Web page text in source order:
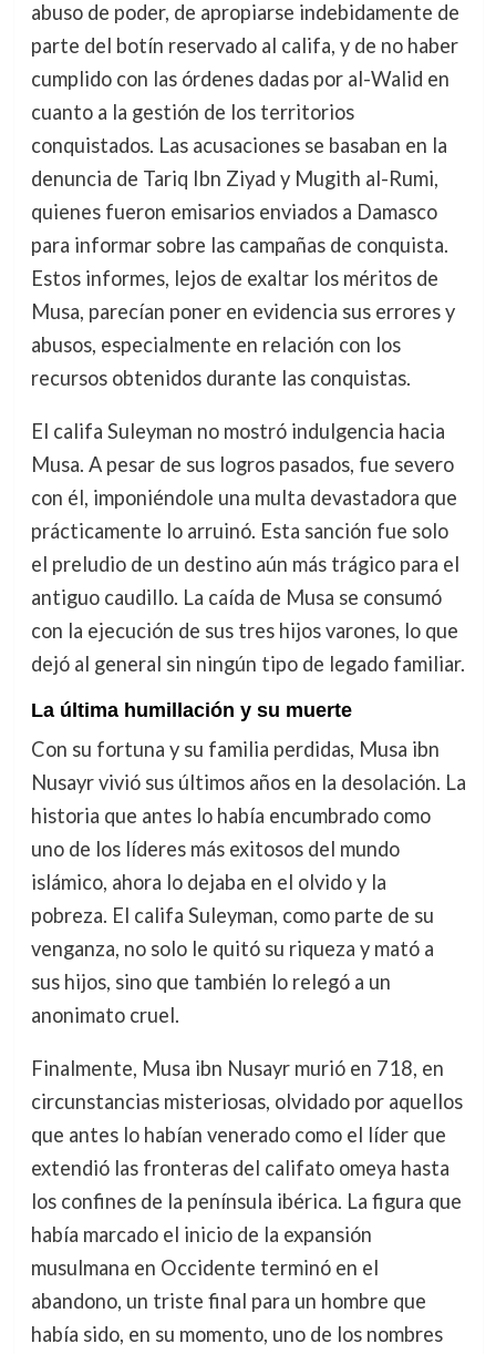
abuso de poder, de apropiarse indebidamente de
parte del botín reservado al califa, y de no haber
cumplido con las órdenes dadas por al-Walid en
cuanto a la gestión de los territorios
conquistados. Las acusaciones se basaban en la
denuncia de Tariq Ibn Ziyad y Mugith al-Rumi,
quienes fueron emisarios enviados a Damasco
para informar sobre las campañas de conquista.
Estos informes, lejos de exaltar los méritos de
Musa, parecían poner en evidencia sus errores y
abusos, especialmente en relación con los
recursos obtenidos durante las conquistas.
El califa Suleyman no mostró indulgencia hacia
Musa. A pesar de sus logros pasados, fue severo
con él, imponiéndole una multa devastadora que
prácticamente lo arruinó. Esta sanción fue solo
el preludio de un destino aún más trágico para el
antiguo caudillo. La caída de Musa se consumó
con la ejecución de sus tres hijos varones, lo que
dejó al general sin ningún tipo de legado familiar.
La última humillación y su muerte
Con su fortuna y su familia perdidas, Musa ibn
Nusayr vivió sus últimos años en la desolación. La
historia que antes lo había encumbrado como
uno de los líderes más exitosos del mundo
islámico, ahora lo dejaba en el olvido y la
pobreza. El califa Suleyman, como parte de su
venganza, no solo le quitó su riqueza y mató a
sus hijos, sino que también lo relegó a un
anonimato cruel.
Finalmente, Musa ibn Nusayr murió en 718, en
circunstancias misteriosas, olvidado por aquellos
que antes lo habían venerado como el líder que
extendió las fronteras del califato omeya hasta
los confines de la península ibérica. La figura que
había marcado el inicio de la expansión
musulmana en Occidente terminó en el
abandono, un triste final para un hombre que
había sido, en su momento, uno de los nombres